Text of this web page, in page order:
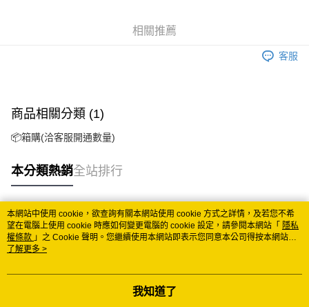
每筆NT$200
冷藏宅配
每筆NT$225
付款後門市自取 (冷藏)
相關推薦
客服
商品相關分類 (1)
📦箱購(洽客服開通數量)
本分類熱銷全站排行
熱門標籤
本網站中使用 cookie，欲查詢有關本網站使用 cookie 方式之詳情，及若您不希
望在電腦上使用 cookie 時應如何變更電腦的 cookie 設定，請參閱本網站「 隱私
權條款 」之 Cookie 聲明。您繼續使用本網站即表示您同意本公司得按本網站使
用條款之 Cookie 聲明使用 cookie。
了解更多 >
我知道了